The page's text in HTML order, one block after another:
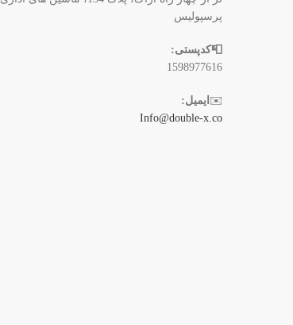
پرسپولیس
📮کدپستی:
1598977616
✉️ ایمیل:
Info@double-x.co